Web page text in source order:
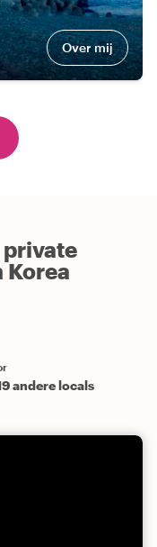
Over mij
Korea
andere locals